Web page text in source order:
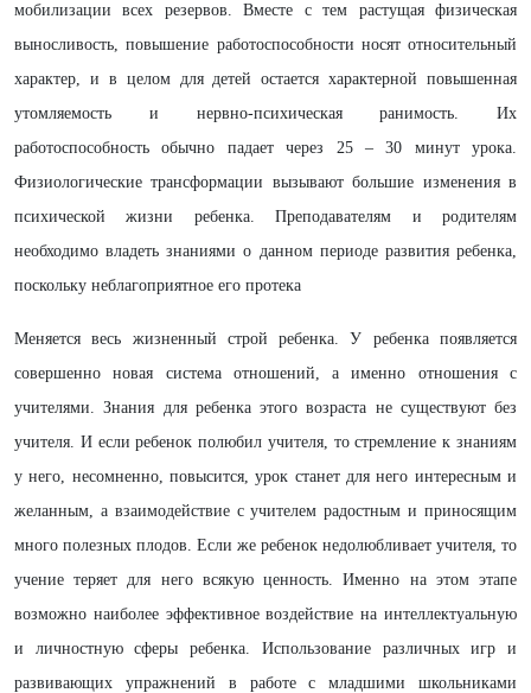
мобилизации всех резервов. Вместе с тем растущая физическая
выносливость, повышение работоспособности носят относительный
характер, и в целом для детей остается характерной повышенная
утомляемость и нервно-психическая ранимость. Их
работоспособность обычно падает через 25 – 30 минут урока.
Физиологические трансформации вызывают большие изменения в
психической жизни ребенка. Преподавателям и родителям
необходимо владеть знаниями о данном периоде развития ребенка,
поскольку неблагоприятное его протека
Меняется весь жизненный строй ребенка. У ребенка появляется
совершенно новая система отношений, а именно отношения с
учителями. Знания для ребенка этого возраста не существуют без
учителя. И если ребенок полюбил учителя, то стремление к знаниям
у него, несомненно, повысится, урок станет для него интересным и
желанным, а взаимодействие с учителем радостным и приносящим
много полезных плодов. Если же ребенок недолюбливает учителя, то
учение теряет для него всякую ценность. Именно на этом этапе
возможно наиболее эффективное воздействие на интеллектуальную
и личностную сферы ребенка. Использование различных игр и
развивающих упражнений в работе с младшими школьниками